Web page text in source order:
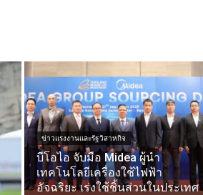
ข่าวแรงงานและรัฐวิสาหกิจ
บีโอไอ จับมือ Midea ผู้นำ
เทคโนโลยีเครื่องใช้ไฟฟ้า
อัจฉริยะ เร่งใช้ชิ้นส่วนในประเทศ